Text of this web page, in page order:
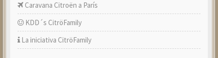
Caravana Citroën a París
KDD´s CitröFamily
La iniciativa CitröFamily